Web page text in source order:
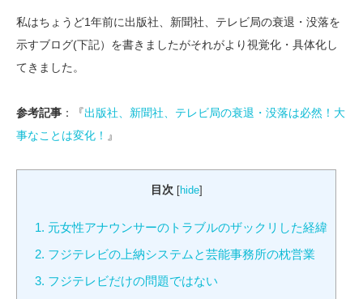
私はちょうど1年前に出版社、新聞社、テレビ局の衰退・没落を
示すブログ(下記）を書きましたがそれがより視覚化・具体化し
てきました。
参考記事 ：『出版社、新聞社、テレビ局の衰退・没落は必然！大
事なことは変化！ 』
目次 hide]
1. 元女性アナウンサーのトラブルのザックリした経緯
2. フジテレビの上納システムと芸能事務所の枕営業
3. フジテレビだけの問題ではない